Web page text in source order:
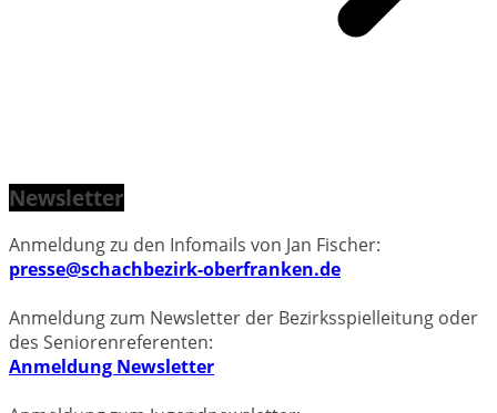
Newsletter
Anmeldung zu den Infomails von Jan Fischer:
presse@schachbezirk-oberfranken.de
Anmeldung zum Newsletter der Bezirksspielleitung oder
des Seniorenreferenten:
Anmeldung Newsletter